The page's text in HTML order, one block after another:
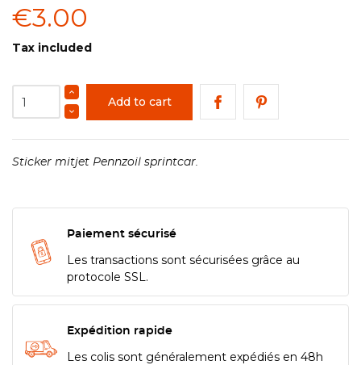
€3.00
Tax included
Add to cart
Sticker mitjet Pennzoil sprintcar.
Paiement sécurisé
Les transactions sont sécurisées grâce au
protocole SSL.
Expédition rapide
Les colis sont généralement expédiés en 48h